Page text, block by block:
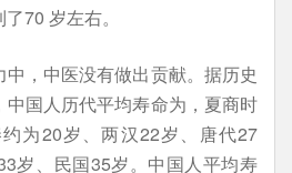
70 岁左右。
，中医没有做出贡献。据历史
国人历代平均寿命为，夏商时
为20岁、两汉22岁、唐代27
岁、民国35岁。中国人平均寿